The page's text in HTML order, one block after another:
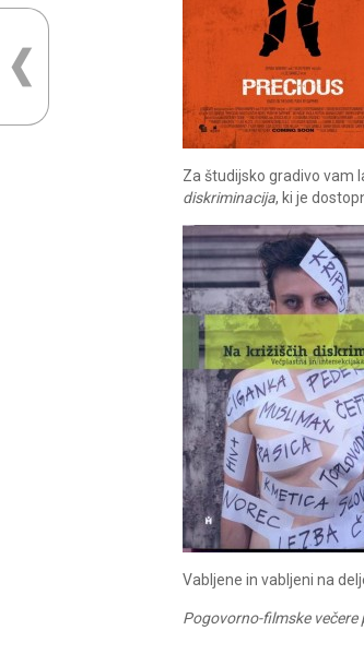
Za študijsko gradivo vam
diskriminacija, ki je
Vabljene in vabljeni na
Pogovorno-filmske